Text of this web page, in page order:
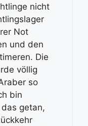
nicht
Not
und den
Die
völlig
so
bin
getan,